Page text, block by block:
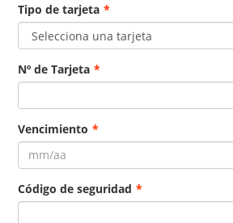
Tipo de tarjeta *
Nº de Tarjeta *
Vencimiento *
Código de seguridad *